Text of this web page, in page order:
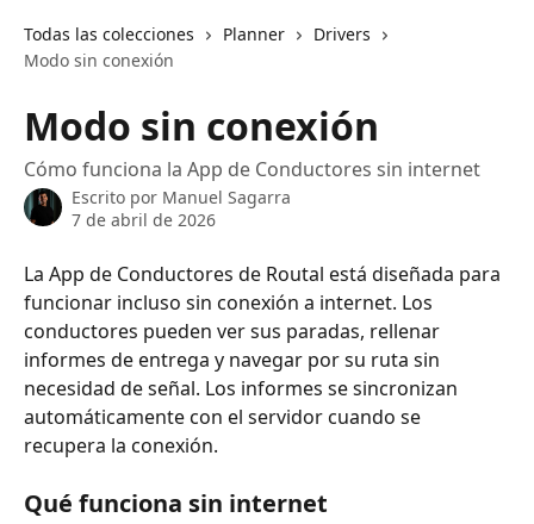
Todas las colecciones Planner
Drivers
Modo sin conexión
Modo sin conexión
Cómo funciona la App de Conductores sin internet
Escrito por Manuel Sagarra
7 de abril de 2026
La App de Conductores de Routal está diseñada para
funcionar incluso sin conexión a internet. Los
conductores pueden ver sus paradas, rellenar
informes de entrega y navegar por su ruta sin
necesidad de señal. Los informes se sincronizan
automáticamente con el servidor cuando se
recupera la conexión.
Qué funciona sin internet